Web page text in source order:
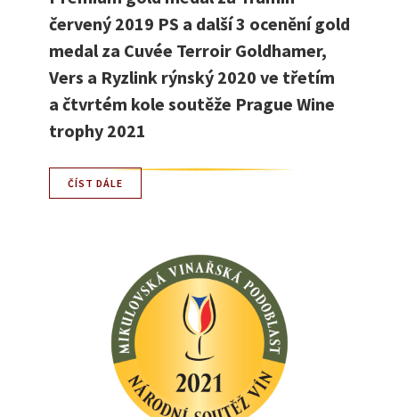
červený 2019 PS a další 3 ocenění gold
medal za Cuvée Terroir Goldhamer,
Vers a Ryzlink rýnský 2020 ve třetím
a čtvrtém kole soutěže Prague Wine
trophy 2021
ČÍST DÁLE